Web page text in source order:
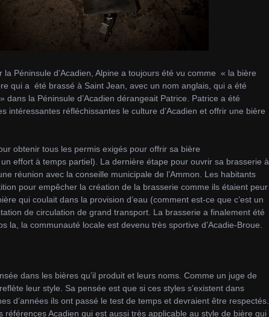
la Péninsule d’Acadien, Alpine a toujours été vu comme « la bière
qui a été brassé à Saint Jean, avec un nom anglais, qui a été
dans la Péninsule d’Acadien dérangeait Patrice. Patrice a été
intéressantes réfléchissantes le culture d’Acadien et offrir une bière
obtenir tous les permis exigés pour offrir sa bière
effort à temps partiel). La dernière étape pour ouvrir sa brasserie à
réunion avec la conseille municipale de l’Ammon. Les habitants
pour empêcher la création de la brasserie comme ils étaient peur
qui coulait dans la provision d’eau (comment est-ce que c’est un
de circulation de grand transport. La brasserie a finalement été
la, la communauté locale est devenu très sportive d’Acadie-Broue.
dans les bières qu’il produit et leurs noms. Comme un juge de
leur style. Sa pensée est que si ces styles s’existent dans
d’années ils ont passé le test de temps et devraient être respectés.
références Acadien qui est aussi très applicable au style de bière qui